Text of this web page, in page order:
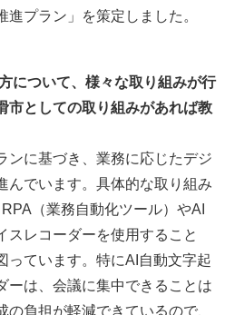
進プラン」を策定しました。
について、様々な取り組みが行
市としての取り組みがあれば教
に基づき、業務に応じたデジ
んでいます。具体的な取り組み
（業務自動化ツール）やAI
スレコーダーを使用すること
っています。特にAI自動文字起
ーは、会議に集中できることは
の負担が軽減できているので、